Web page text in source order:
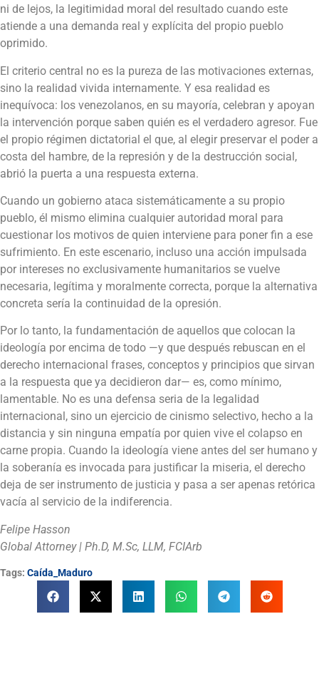
ni de lejos, la legitimidad moral del resultado cuando este
atiende a una demanda real y explícita del propio pueblo
oprimido.
El criterio central no es la pureza de las motivaciones externas,
sino la realidad vivida internamente. Y esa realidad es
inequívoca: los venezolanos, en su mayoría, celebran y apoyan
la intervención porque saben quién es el verdadero agresor. Fue
el propio régimen dictatorial el que, al elegir preservar el poder a
costa del hambre, de la represión y de la destrucción social,
abrió la puerta a una respuesta externa.
Cuando un gobierno ataca sistemáticamente a su propio
pueblo, él mismo elimina cualquier autoridad moral para
cuestionar los motivos de quien interviene para poner fin a ese
sufrimiento. En este escenario, incluso una acción impulsada
por intereses no exclusivamente humanitarios se vuelve
necesaria, legítima y moralmente correcta, porque la alternativa
concreta sería la continuidad de la opresión.
Por lo tanto, la fundamentación de aquellos que colocan la
ideología por encima de todo —y que después rebuscan en el
derecho internacional frases, conceptos y principios que sirvan
a la respuesta que ya decidieron dar— es, como mínimo,
lamentable. No es una defensa seria de la legalidad
internacional, sino un ejercicio de cinismo selectivo, hecho a la
distancia y sin ninguna empatía por quien vive el colapso en
carne propia. Cuando la ideología viene antes del ser humano y
la soberanía es invocada para justificar la miseria, el derecho
deja de ser instrumento de justicia y pasa a ser apenas retórica
vacía al servicio de la indiferencia.
Felipe Hasson
Global Attorney | Ph.D, M.Sc, LLM, FCIArb
Tags: Caída_Maduro